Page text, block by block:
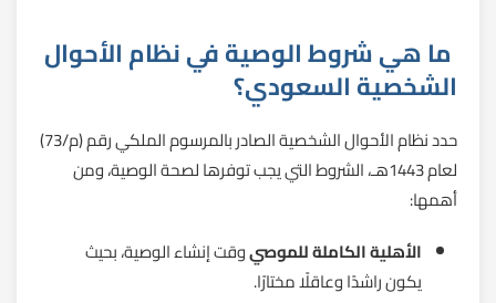
ما هي شروط الوصية في نظام الأحوال
الشخصية السعودي؟
حدد نظام الأحوال الشخصية الصادر بالمرسوم الملكي رقم (م/73)
لعام 1443هـ، الشروط التي يجب توفرها لصحة الوصية، ومن
أهمها:
الأهلية الكاملة للموصيوقت إنشاء الوصية، بحيث
يكون راشدًا وعاقلًا مختارًا.